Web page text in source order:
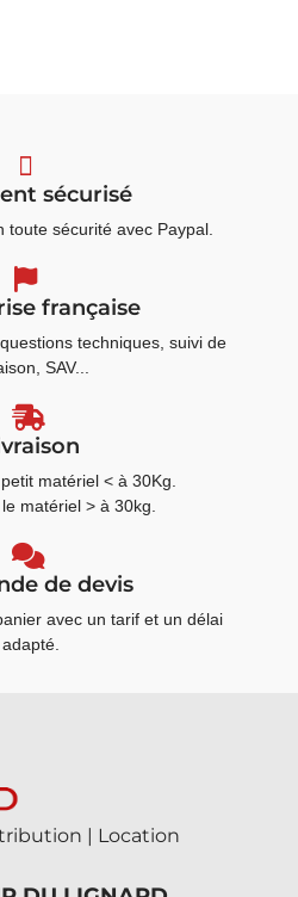
sécurisé
toute sécurité avec Paypal.
française
techniques, suivi de
SAV...
matériel < à 30Kg.
matériel > à 30kg.
de devis
avec un tarif et un délai
adapté.
| Location